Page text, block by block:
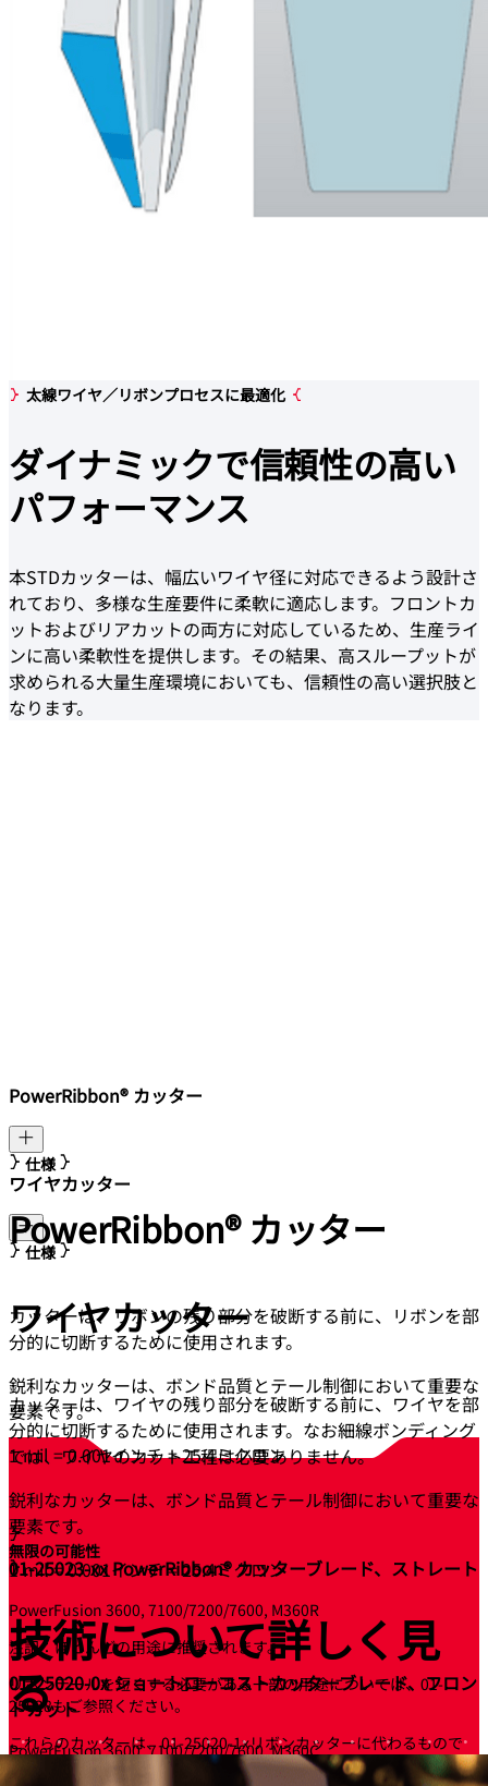
太線ワイヤ／リボンプロセスに最適化
ダイナミックで信頼性の高い
パフォーマンス
本STDカッターは、幅広いワイヤ径に対応できるよう設計さ
れており、多様な生産要件に柔軟に適応します。フロントカ
ットおよびリアカットの両方に対応しているため、生産ライ
ンに高い柔軟性を提供します。その結果、高スループットが
求められる大量生産環境においても、信頼性の高い選択肢と
なります。
PowerRibbon® カッター
仕様
PowerRibbon® カッター
カッターは、リボンの残り部分を破断する前に、リボンを部
分的に切断するために使用されます。
鋭利なカッターは、ボンド品質とテール制御において重要な
要素です。
1 mil = 0.001インチ = 25.4ミクロン
01-25023-xxPowerRibbon® カッターブレード、ストレート
PowerFusion 3600, 7100/7200/7600, M360R
注記：ほとんどの用途に推奨されます。
リボンテールを短くする必要がある一部の用途については、01-
25028もご参照ください。
これらのカッターは、01-25020-1xリボンカッターに代わるもので
す。
ワイヤカッター
仕様
ワイヤカッター
カッターは、ワイヤの残り部分を破断する前に、ワイヤを部
分的に切断するために使用されます。なお細線ボンディング
では、ワイヤのカット工程は必要ありません。
鋭利なカッターは、ボンド品質とテール制御において重要な
要素です。
1 mil = 0.001インチ = 25.4ミクロン
01-25020-0xショートローコストカッターブレード、フロン
トカット
PowerFusion 3600, 7100/7200/7600, M360C
無限の可能性
技術について詳しく見
る